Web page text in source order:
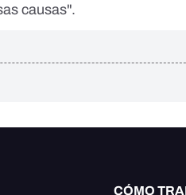
causas".
CÓMO